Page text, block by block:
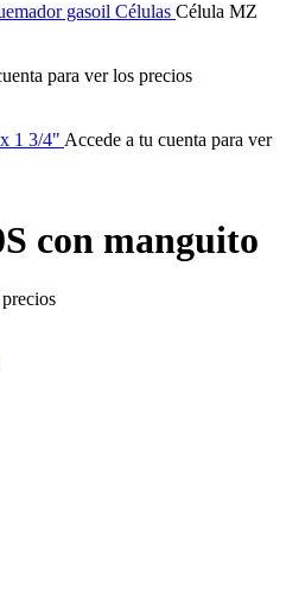
gasoil Células Célula MZ
para ver los precios
1 3/4" Accede a tu cuenta para ver
con manguito